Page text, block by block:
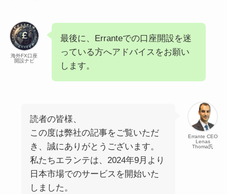
海外FX口座
開設ナビ
最後に、Erranteでの口座開設を迷
っている方へアドバイスをお願い
します。
Errante CEO
Lenas
Thoma氏
読者の皆様、
この度は弊社の記事をご覧いただ
き、誠にありがとうございます。
私たちエランテは、2024年9月より
日本市場でのサービスを開始いた
しました。